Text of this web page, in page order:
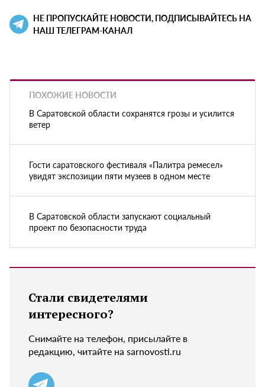
НЕ ПРОПУСКАЙТЕ НОВОСТИ, ПОДПИСЫВАЙТЕСЬ НА
НАШ ТЕЛЕГРАМ-КАНАЛ
ПОХОЖИЕ НОВОСТИ
В Саратовской области сохранятся грозы и усилится
ветер
Гости саратовского фестиваля «Палитра ремесел»
увидят экспозиции пяти музеев в одном месте
В Саратовской области запускают социальный
проект по безопасности труда
Стали свидетелями
интересного?
Снимайте на телефон, присылайте в
редакцию, читайте на sarnovosti.ru